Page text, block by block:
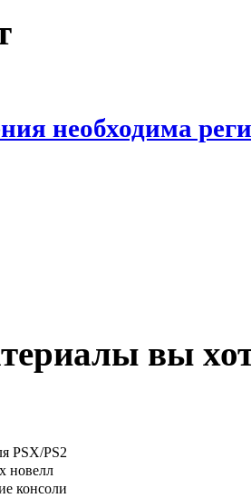
необходима
вы
PSX/PS2
новелл
консоли